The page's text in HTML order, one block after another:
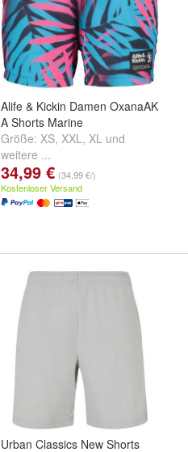
Alife & Kickin Damen OxanaAK
A Shorts Marine
Größe: XS, XXL, XL und
weitere ...
34,99 € (34,99 €/)
Kostenloser Versand
Urban Classics New Shorts